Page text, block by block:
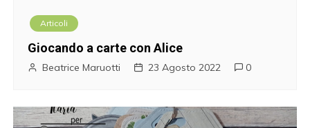
Articoli
Giocando a carte con Alice
Beatrice Maruotti 23 Agosto 2022 0